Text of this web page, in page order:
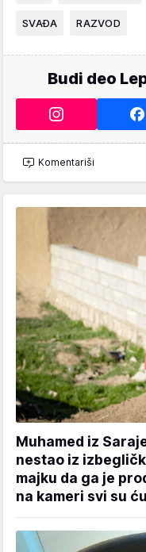
SVAĐA RAZVOD
Budi deo
Komentariši
Muhamed iz
nestao iz
majku da ga je
na kameri svi su